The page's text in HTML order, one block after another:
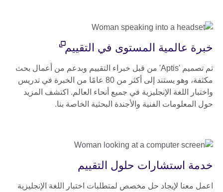
خبرة عالمية المستوى في التقييم
تم تصميم 'Aptis' من قبل خبراء التقييم وبدعم من أعمال بحث
مكثفة، وهو يستند إلى أكثر من 80 عامًا من الخبرة في تدريس
واختبار اللغة الإنجليزية في جميع أنحاء العالم. اكتشف المزيد
حول المعلومات الفنية والأجندة البحثية الخاصة بنا.
خدمة استشارات حلول التقييم
اعمل معنا لإيجاد حل مخصص لمتطلبات اختبار اللغة الإنجليزية